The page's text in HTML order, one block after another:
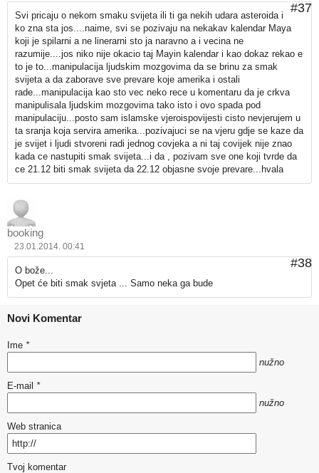
#37
Svi pricaju o nekom smaku svijeta ili ti ga nekih udara asteroida i
ko zna sta jos....naime, svi se pozivaju na nekakav kalendar Maya
koji je spilarni a ne linerarni sto ja naravno a i vecina ne
razumije....jos niko nije okacio taj Mayin kalendar i kao dokaz rekao e
to je to...manipulacija ljudskim mozgovima da se brinu za smak
svijeta a da zaborave sve prevare koje amerika i ostali
rade...manipulacija kao sto vec neko rece u komentaru da je crkva
manipulisala ljudskim mozgovima tako isto i ovo spada pod
manipulaciju...posto sam islamske vjeroispovijesti cisto nevjerujem u
ta sranja koja servira amerika...pozivajuci se na vjeru gdje se kaze da
je svijet i ljudi stvoreni radi jednog covjeka a ni taj covijek nije znao
kada ce nastupiti smak svijeta...i da , pozivam sve one koji tvrde da
ce 21.12 biti smak svijeta da 22.12 objasne svoje prevare...hvala
booking
23.01.2014. 00:41
#38
O bože...
Opet će biti smak svjeta ... Samo neka ga bude
Novi Komentar
Ime *
nužno
E-mail *
nužno
Web stranica
Tvoj komentar